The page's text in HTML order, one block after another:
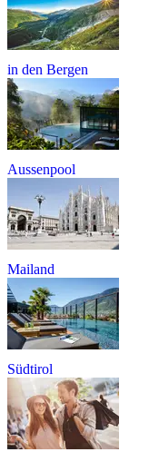
in den Bergen
Aussenpool
Mailand
Südtirol